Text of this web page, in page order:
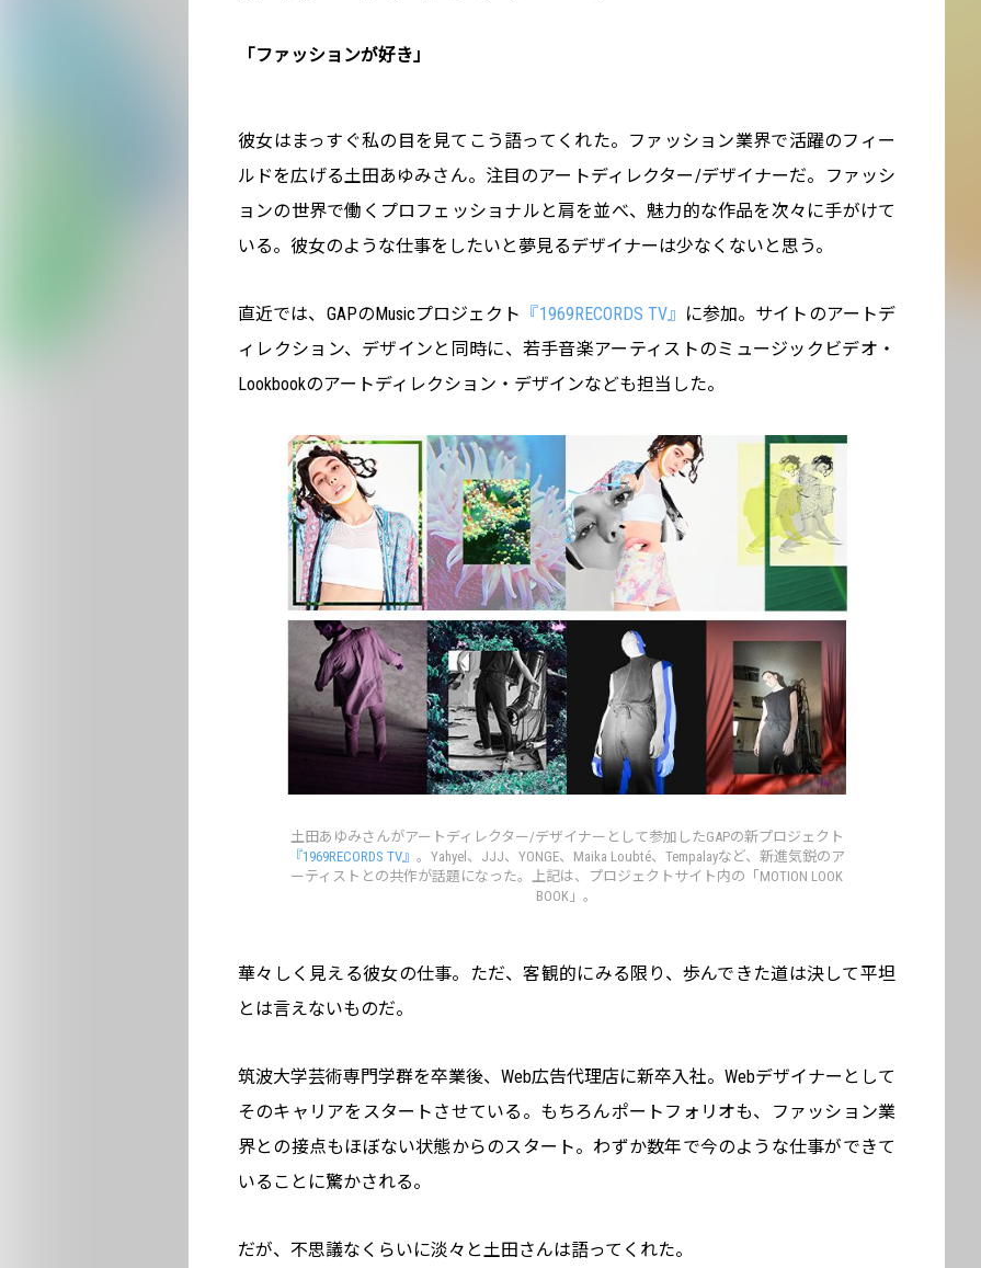
「ファッションが好き」
彼女はまっすぐ私の目を見てこう語ってくれた。ファッション業界で活躍のフィー
ルドを広げる土田あゆみさん。注目のアートディレクター/デザイナーだ。ファッシ
ョンの世界で働くプロフェッショナルと肩を並べ、魅力的な作品を次々に手がけて
いる。彼女のような仕事をしたいと夢見るデザイナーは少なくないと思う。
直近では、GAPのMusicプロジェクト 『1969RECORDS TV』 に参加。サイトのアートデ
ィレクション、デザインと同時に、若手音楽アーティストのミュージックビデオ・
Lookbookのアートディレクション・デザインなども担当した。
土田あゆみさんがアートディレクター/デザイナーとして参加したGAPの新プロジェクト
『1969RECORDS TV』 。Yahyel、JJJ、YONGE、‎Maika Loubté、Tempalayなど、新進気鋭のア
ーティストとの共作が話題になった。上記は、プロジェクトサイト内の「MOTION LOOK
BOOK」。
華々しく見える彼女の仕事。ただ、客観的にみる限り、歩んできた道は決して平坦
とは言えないものだ。
筑波大学芸術専門学群を卒業後、Web広告代理店に新卒入社。Webデザイナーとして
そのキャリアをスタートさせている。もちろんポートフォリオも、ファッション業
界との接点もほぼない状態からのスタート。わずか数年で今のような仕事ができて
いることに驚かされる。
だが、不思議なくらいに淡々と土田さんは語ってくれた。